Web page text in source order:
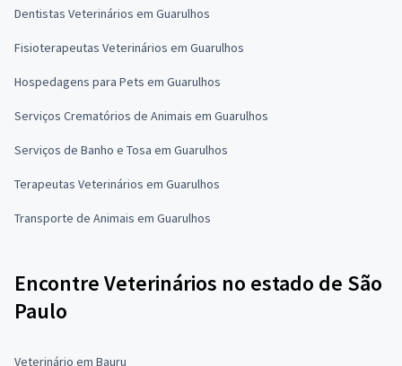
Dentistas Veterinários em Guarulhos
Fisioterapeutas Veterinários em Guarulhos
Hospedagens para Pets em Guarulhos
Serviços Crematórios de Animais em Guarulhos
Serviços de Banho e Tosa em Guarulhos
Terapeutas Veterinários em Guarulhos
Transporte de Animais em Guarulhos
Encontre Veterinários no estado de São
Paulo
Veterinário em Bauru